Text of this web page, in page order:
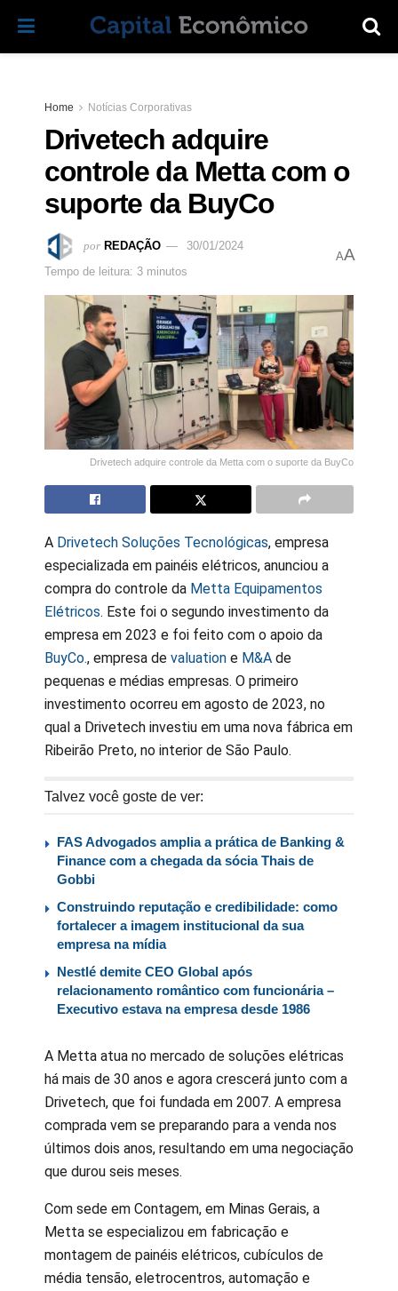
Home Notícias Corporativas
Drivetech adquire
controle da Metta com o
suporte da BuyCo
por REDAÇÃO
30/01/2024
Tempo de leitura: 3 minutos
AA
Drivetech adquire controle da Metta com o suporte da BuyCo
A Drivetech Soluções Tecnológicas, empresa
especializada em painéis elétricos, anunciou a
compra do controle da Metta Equipamentos
Elétricos. Este foi o segundo investimento da
empresa em 2023 e foi feito com o apoio da
BuyCo., empresa de valuation e M&A de
pequenas e médias empresas. O primeiro
investimento ocorreu em agosto de 2023, no
qual a Drivetech investiu em uma nova fábrica em
Ribeirão Preto, no interior de São Paulo.
Talvez você goste de ver:
FAS Advogados amplia a prática de Banking &
Finance com a chegada da sócia Thais de
Gobbi
Construindo reputação e credibilidade: como
fortalecer a imagem institucional da sua
empresa na mídia
Nestlé demite CEO Global após
relacionamento romântico com funcionária –
Executivo estava na empresa desde 1986
A Metta atua no mercado de soluções elétricas
há mais de 30 anos e agora crescerá junto com a
Drivetech, que foi fundada em 2007. A empresa
comprada vem se preparando para a venda nos
últimos dois anos, resultando em uma negociação
que durou seis meses.
Com sede em Contagem, em Minas Gerais, a
Metta se especializou em fabricação e
montagem de painéis elétricos, cubículos de
média tensão, eletrocentros, automação e